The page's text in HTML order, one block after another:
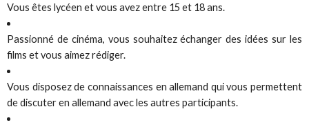
Vous êtes lycéen et vous avez entre 15 et 18 ans.
Passionné de cinéma, vous souhaitez échanger des idées sur les
films et vous aimez rédiger.
Vous disposez de connaissances en allemand qui vous permettent
de discuter en allemand avec les autres participants.